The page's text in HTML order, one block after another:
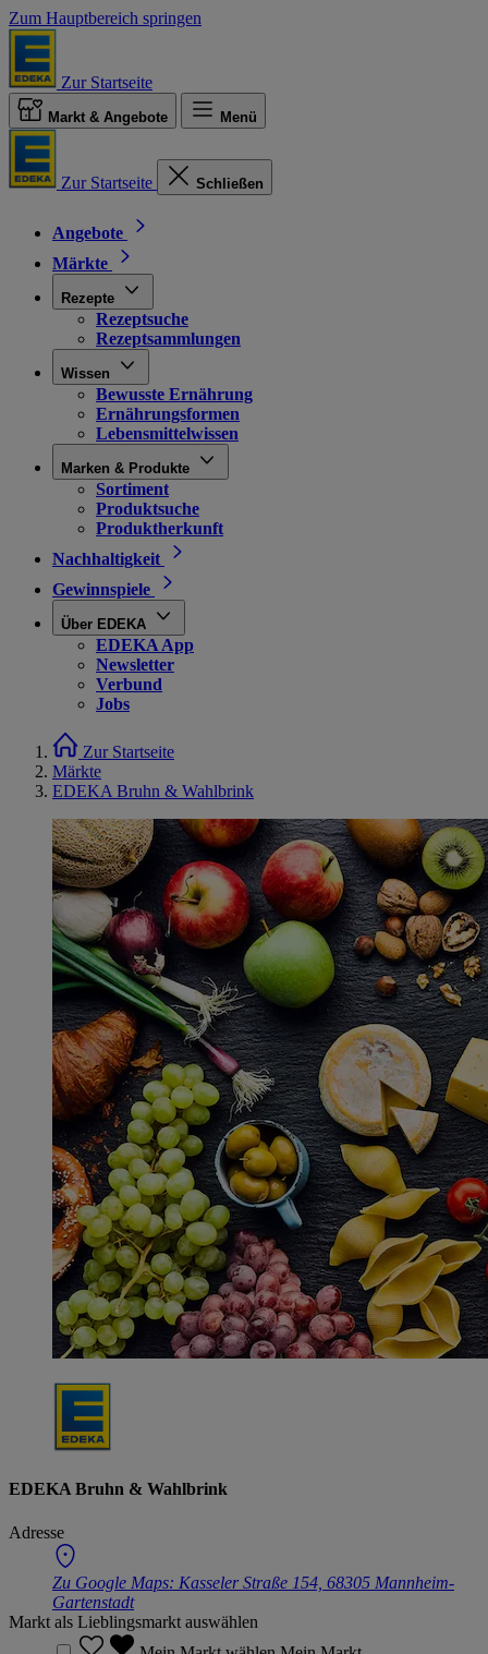
Zum Hauptbereich springen
Zur Startseite
Markt & Angebote Menü
Zur Startseite Schließen
Angebote
Märkte
Rezepte
Rezeptsuche
Rezeptsammlungen
Wissen
Bewusste Ernährung
Ernährungsformen
Lebensmittelwissen
Marken & Produkte
Sortiment
Produktsuche
Produktherkunft
Nachhaltigkeit
Gewinnspiele
Über EDEKA
EDEKA App
Newsletter
Verbund
Jobs
Zur Startseite
Märkte
EDEKA Bruhn & Wahlbrink
EDEKA Bruhn & Wahlbrink
Adresse
Zu Google Maps: Kasseler Straße 154, 68305 Mannheim-
Gartenstadt
Markt als Lieblingsmarkt auswählen